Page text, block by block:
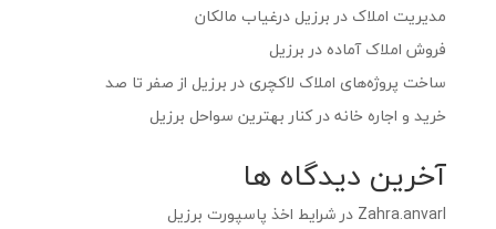
مدیریت املاک در برزیل درغیاب مالکان
فروش املاک آماده در برزیل
ساخت پروژه‌های املاک لاکچری در برزیل از صفر تا صد
خرید و اجاره خانه در کنار بهترین سواحل برزیل
آخرین دیدگاه ها
Zahra.anvarI در شرایط اخذ پاسپورت برزیل